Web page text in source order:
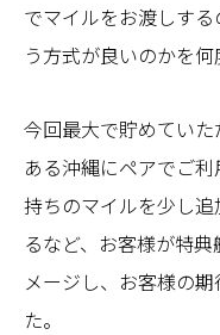
でマイルをお渡しす
う方式が良いのかを何
今回最大で貯めてい
ある沖縄にペアでご
持ちのマイルを少し
るなど、お客様が特
メージし、お客様の
た。